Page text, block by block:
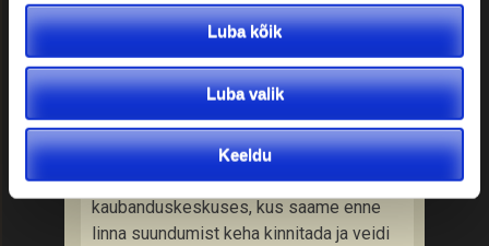
Luba kõik
Luba valik
Keeldu
saarestiku hülgetest kuni Lapimaa
lisakulu eest).
Pärast kosutavat matkamist looduses
võtame suuna Helsingi poole. Tee peal
teeme mõnusa peatuse Prisma
kaubanduskeskuses, kus saame enne
linna suundumist keha kinnitada ja veidi